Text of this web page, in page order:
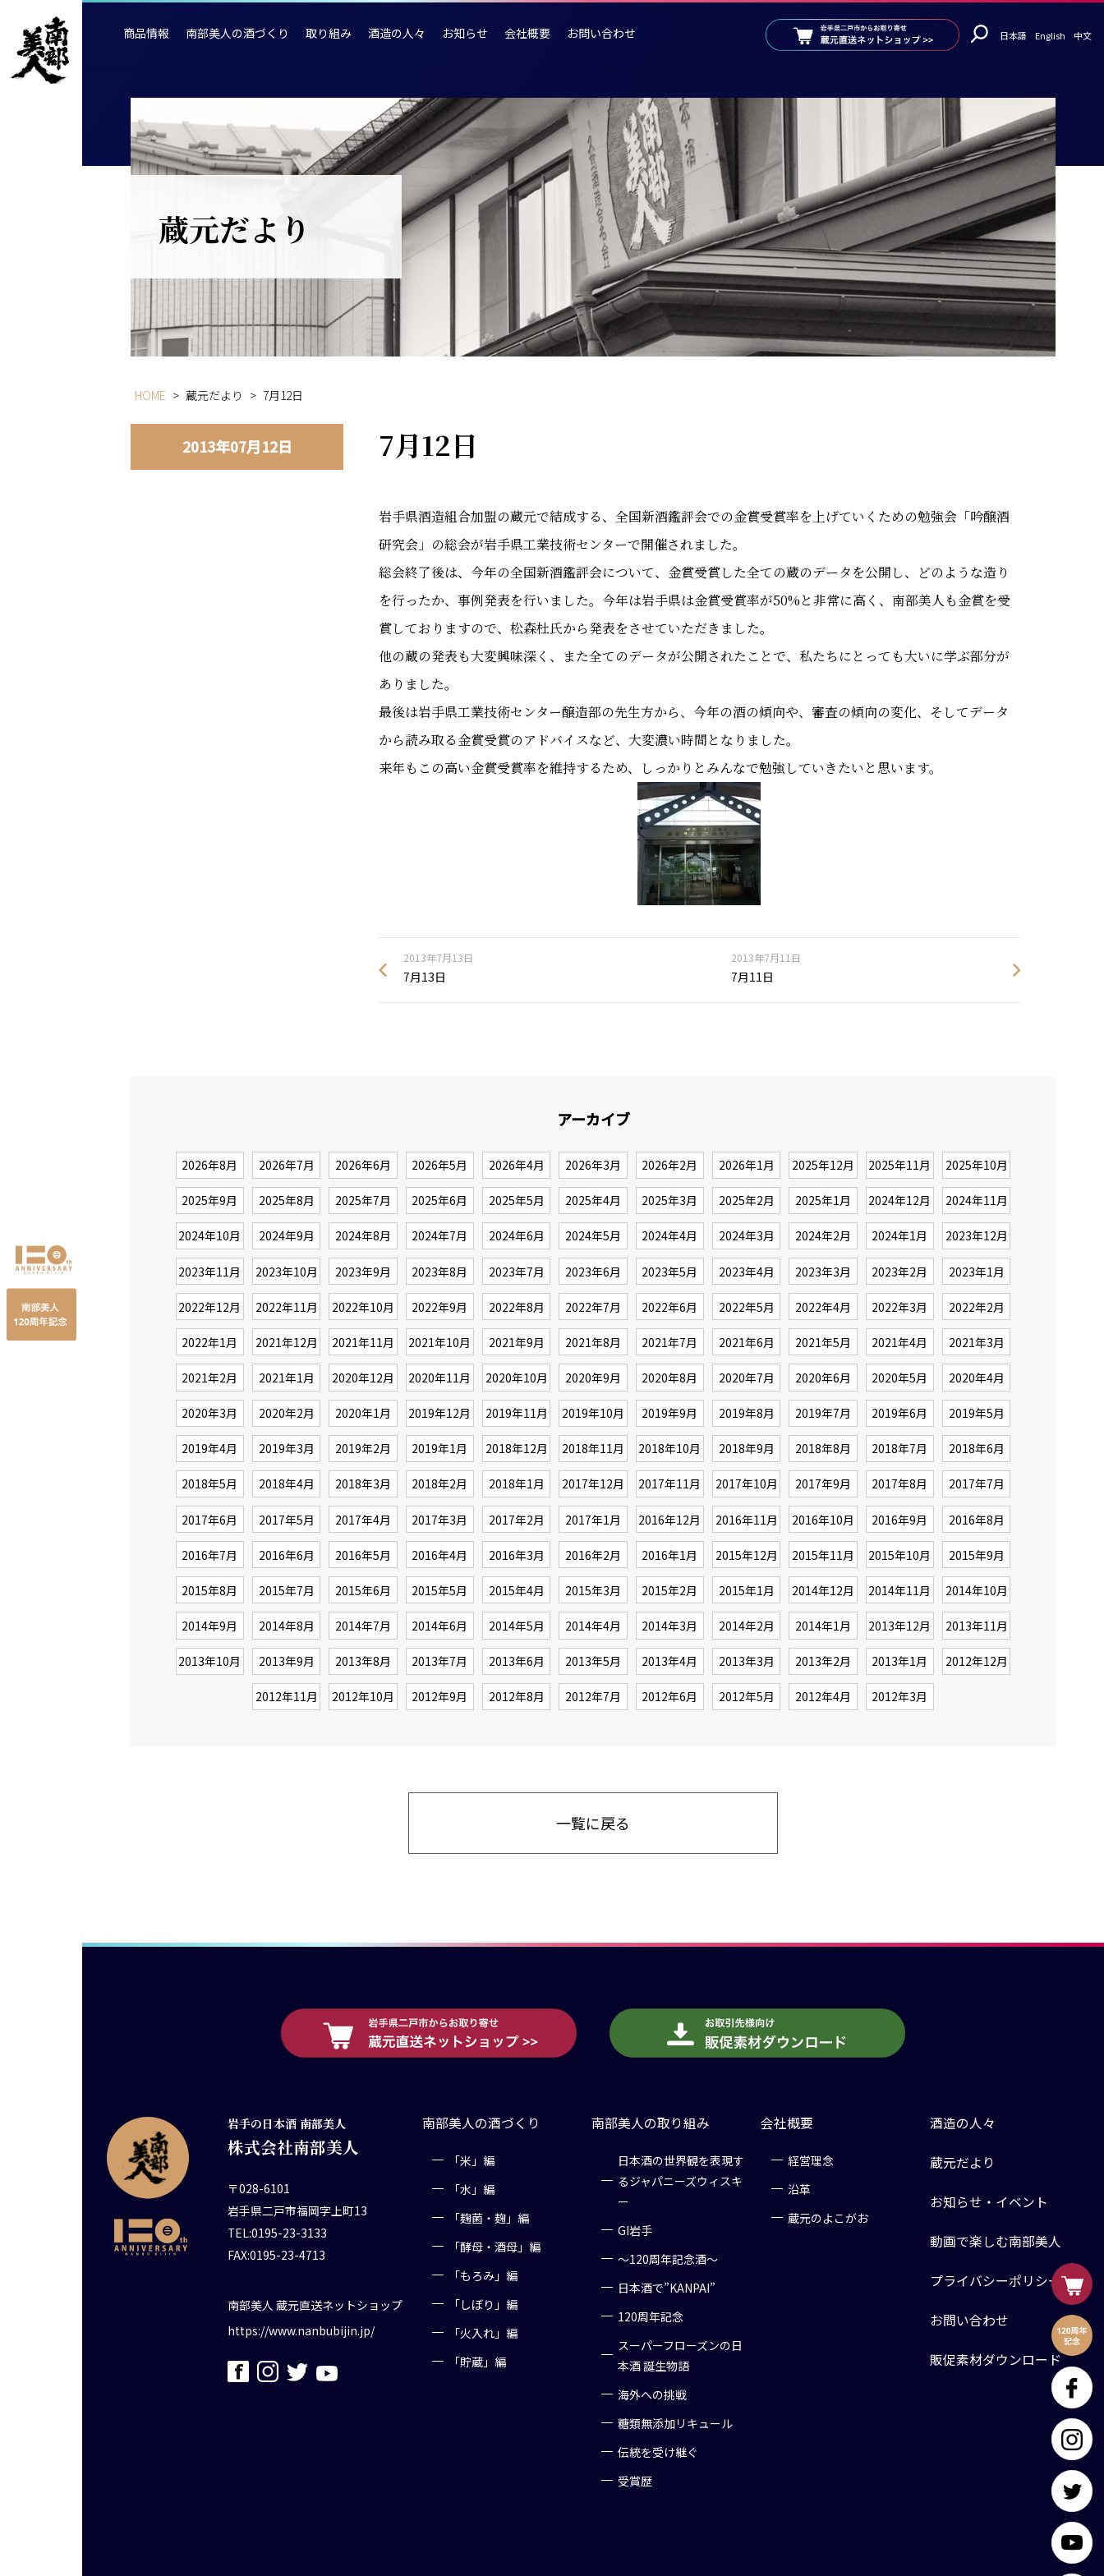
商品情報 南部美人の酒づくり 取り組み 酒造の人々 お知らせ 会社概要 お問い合わせ 日本語 English 中文
蔵元だより
HOME > 蔵元だより > 7月12日
2013年07月12日 7月12日
岩手県酒造組合加盟の蔵元で結成する、全国新酒鑑評会での金賞受賞率を上げていくための勉強会「吟醸酒
研究会」の総会が岩手県工業技術センターで開催されました。
総会終了後は、今年の全国新酒鑑評会について、金賞受賞した全ての蔵のデータを公開し、どのような造り
を行ったか、事例発表を行いました。今年は岩手県は金賞受賞率が50%と非常に高く、南部美人も金賞を受
賞しておりますので、松森杜氏から発表をさせていただきました。
他の蔵の発表も大変興味深く、また全てのデータが公開されたことで、私たちにとっても大いに学ぶ部分が
ありました。
最後は岩手県工業技術センター醸造部の先生方から、今年の酒の傾向や、審査の傾向の変化、そしてデータ
から読み取る金賞受賞のアドバイスなど、大変濃い時間となりました。
来年もこの高い金賞受賞率を維持するため、しっかりとみんなで勉強していきたいと思います。
2013年7月13日
7月13日
2013年7月11日
7月11日
アーカイブ
2026年8月 2026年7月 2026年6月 2026年5月 2026年4月 2026年3月 2026年2月 2026年1月 2025年12月 2025年11月 2025年10月
2025年9月 2025年8月 2025年7月 2025年6月 2025年5月 2025年4月 2025年3月 2025年2月 2025年1月 2024年12月 2024年11月
2024年10月 2024年9月 2024年8月 2024年7月 2024年6月 2024年5月 2024年4月 2024年3月 2024年2月 2024年1月 2023年12月
2023年11月 2023年10月 2023年9月 2023年8月 2023年7月 2023年6月 2023年5月 2023年4月 2023年3月 2023年2月 2023年1月
2022年12月 2022年11月 2022年10月 2022年9月 2022年8月 2022年7月 2022年6月 2022年5月 2022年4月 2022年3月 2022年2月
2022年1月 2021年12月 2021年11月 2021年10月 2021年9月 2021年8月 2021年7月 2021年6月 2021年5月 2021年4月 2021年3月
2021年2月 2021年1月 2020年12月 2020年11月 2020年10月 2020年9月 2020年8月 2020年7月 2020年6月 2020年5月 2020年4月
2020年3月 2020年2月 2020年1月 2019年12月 2019年11月 2019年10月 2019年9月 2019年8月 2019年7月 2019年6月 2019年5月
2019年4月 2019年3月 2019年2月 2019年1月 2018年12月 2018年11月 2018年10月 2018年9月 2018年8月 2018年7月 2018年6月
2018年5月 2018年4月 2018年3月 2018年2月 2018年1月 2017年12月 2017年11月 2017年10月 2017年9月 2017年8月 2017年7月
2017年6月 2017年5月 2017年4月 2017年3月 2017年2月 2017年1月 2016年12月 2016年11月 2016年10月 2016年9月 2016年8月
2016年7月 2016年6月 2016年5月 2016年4月 2016年3月 2016年2月 2016年1月 2015年12月 2015年11月 2015年10月 2015年9月
2015年8月 2015年7月 2015年6月 2015年5月 2015年4月 2015年3月 2015年2月 2015年1月 2014年12月 2014年11月 2014年10月
2014年9月 2014年8月 2014年7月 2014年6月 2014年5月 2014年4月 2014年3月 2014年2月 2014年1月 2013年12月 2013年11月
2013年10月 2013年9月 2013年8月 2013年7月 2013年6月 2013年5月 2013年4月 2013年3月 2013年2月 2013年1月 2012年12月
2012年11月 2012年10月 2012年9月 2012年8月 2012年7月 2012年6月 2012年5月 2012年4月 2012年3月
一覧に戻る
岩手の日本酒 南部美人
株式会社南部美人
〒028-6101
岩手県二戸市福岡字上町13
TEL:0195-23-3133
FAX:0195-23-4713
南部美人 蔵元直送ネットショップ
https://www.nanbubijin.jp/
南部美人の酒づくり
「米」編
「水」編
「麹菌・麹」編
「酵母・酒母」編
「もろみ」編
「しぼり」編
「火入れ」編
「貯蔵」編
南部美人の取り組み
日本酒の世界観を表現す
るジャパニーズウィスキ
ー
GI岩手
～120周年記念酒～
日本酒で”KANPAI”
120周年記念
スーパーフローズンの日
本酒 誕生物語
海外への挑戦
糖類無添加リキュール
伝統を受け継ぐ
受賞歴
会社概要
経営理念
沿革
蔵元のよこがお
酒造の人々
蔵元だより
お知らせ・イベント
動画で楽しむ南部美人
プライバシーポリシー
お問い合わせ
販促素材ダウンロード